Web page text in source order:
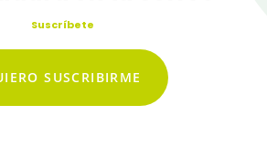
Suscríbete
SUSCRIBIRME